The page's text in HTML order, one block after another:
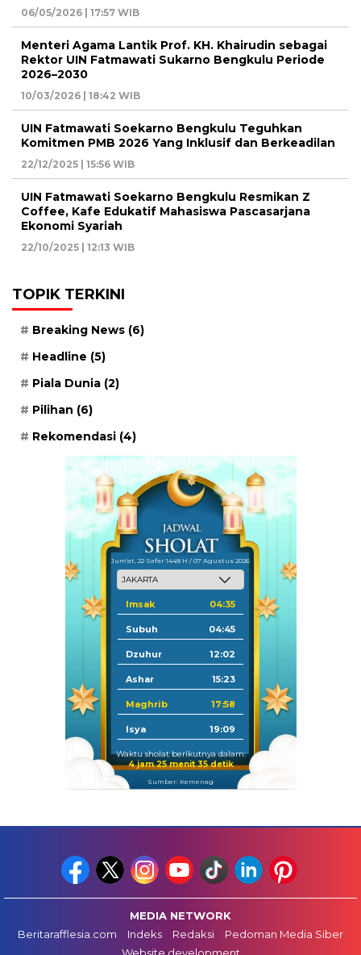
06/05/2026 | 17:57 WIB
Menteri Agama Lantik Prof. KH. Khairudin sebagai
Rektor UIN Fatmawati Sukarno Bengkulu Periode
2026–2030
10/03/2026 | 18:42 WIB
UIN Fatmawati Soekarno Bengkulu Teguhkan
Komitmen PMB 2026 Yang Inklusif dan Berkeadilan
22/12/2025 | 15:56 WIB
UIN Fatmawati Soekarno Bengkulu Resmikan Z
Coffee, Kafe Edukatif Mahasiswa Pascasarjana
Ekonomi Syariah
22/10/2025 | 12:13 WIB
TOPIK TERKINI
Breaking News (6)
Headline (5)
Piala Dunia (2)
Pilihan (6)
Rekomendasi (4)
Jum'at, 22 Safar 1448 H / 07 Agustus 2026
Imsak 04:35
Subuh 04:45
Dzuhur 12:02
Ashar 15:23
Maghrib 17:58
Isya 19:09
Waktu sholat berikutnya dalam:
4 jam 25 menit 35 detik
Sumber: Kemenag
MEDIA NETWORK
Beritarafflesia.com
Indeks Redaksi
Pedoman Media Siber